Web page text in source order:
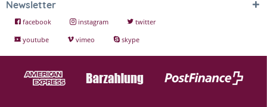
Newsletter
facebook instagram
twitter
youtube
vimeo skype